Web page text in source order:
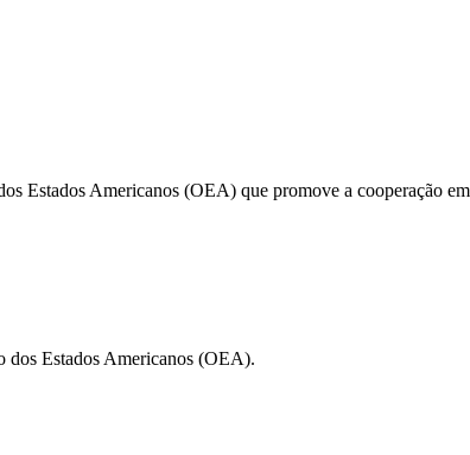
Estados Americanos (OEA) que promove a cooperação
dos Estados Americanos (OEA).